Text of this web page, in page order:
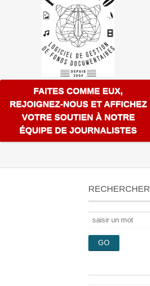
FAITES COMME EUX,
REJOIGNEZ-NOUS ET AFFICHEZ
VOTRE SOUTIEN À NOTRE
ÉQUIPE DE JOURNALISTES
RECHERCHER
Rechercher :